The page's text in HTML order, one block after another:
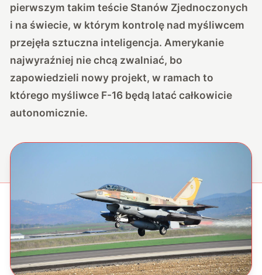
pierwszym takim teście Stanów Zjednoczonych
i na świecie, w którym kontrolę nad myśliwcem
przejęła sztuczna inteligencja. Amerykanie
najwyraźniej nie chcą zwalniać, bo
zapowiedzieli nowy projekt, w ramach to
którego myśliwce F-16 będą latać całkowicie
autonomicznie.